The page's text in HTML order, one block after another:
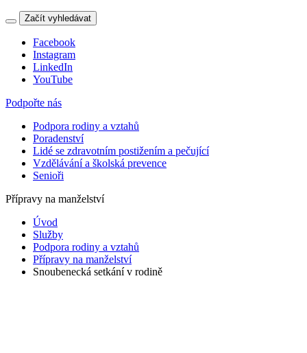
Začít vyhledávat
Facebook
Instagram
LinkedIn
YouTube
Podpořte nás
Podpora rodiny a vztahů
Poradenství
Lidé se zdravotním postižením a pečující
Vzdělávání a školská prevence
Senioři
Přípravy na manželství
Úvod
Služby
Podpora rodiny a vztahů
Přípravy na manželství
Snoubenecká setkání v rodině